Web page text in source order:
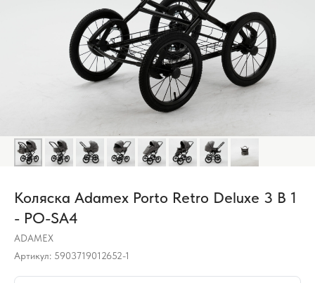
Коляска Adamex Porto Retro Deluxe 3 В 1
- PO-SA4
ADAMEX
Артикул: 5903719012652-1